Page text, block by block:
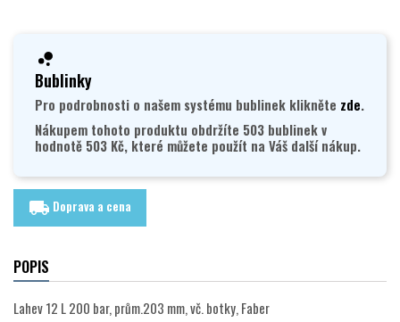
Bublinky
Pro podrobnosti o našem systému bublinek klikněte zde.
Nákupem tohoto produktu obdržíte 503 bublinek v
hodnotě 503 Kč, které můžete použít na Váš další nákup.
local_shipping Doprava a cena
POPIS
Lahev 12 L 200 bar, prům.203 mm, vč. botky, Faber